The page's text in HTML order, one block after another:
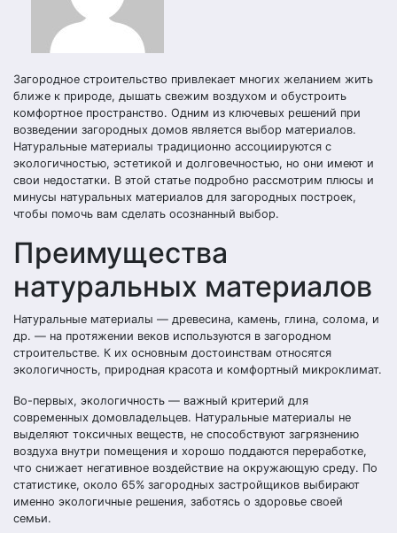
Загородное строительство привлекает многих желанием жить
ближе к природе, дышать свежим воздухом и обустроить
комфортное пространство. Одним из ключевых решений при
возведении загородных домов является выбор материалов.
Натуральные материалы традиционно ассоциируются с
экологичностью, эстетикой и долговечностью, но они имеют и
свои недостатки. В этой статье подробно рассмотрим плюсы и
минусы натуральных материалов для загородных построек,
чтобы помочь вам сделать осознанный выбор.
Преимущества
натуральных материалов
Натуральные материалы — древесина, камень, глина, солома, и
др. — на протяжении веков используются в загородном
строительстве. К их основным достоинствам относятся
экологичность, природная красота и комфортный микроклимат.
Во-первых, экологичность — важный критерий для
современных домовладельцев. Натуральные материалы не
выделяют токсичных веществ, не способствуют загрязнению
воздуха внутри помещения и хорошо поддаются переработке,
что снижает негативное воздействие на окружающую среду. По
статистике, около 65% загородных застройщиков выбирают
именно экологичные решения, заботясь о здоровье своей
семьи.